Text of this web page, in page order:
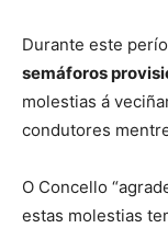
Durante este
semáforos
molestias á
condutores
O Concello
estas molestias